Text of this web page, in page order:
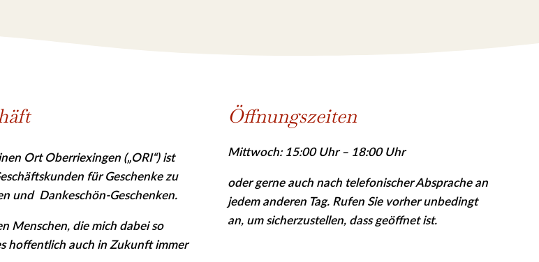
Ort Oberriexingen („ORI“) ist
für Geschenke zu
und Dankeschön-Geschenken.
Menschen, die mich dabei so
hoffentlich auch in Zukunft immer
Öffnungszeiten
Mittwoch: 15:00 Uhr – 18:00 Uhr
oder gerne auch nach telefonischer Absprache an
jedem anderen Tag. Rufen Sie vor­herunbedingt
an, um sicher­zu­stellen, dass geöffnet ist.